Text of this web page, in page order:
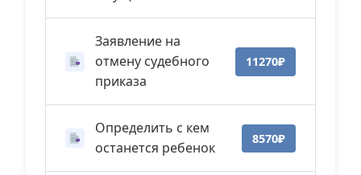
Заявление на
отмену судебного
приказа
11270₽
Определить с кем
останется ребенок
8570₽